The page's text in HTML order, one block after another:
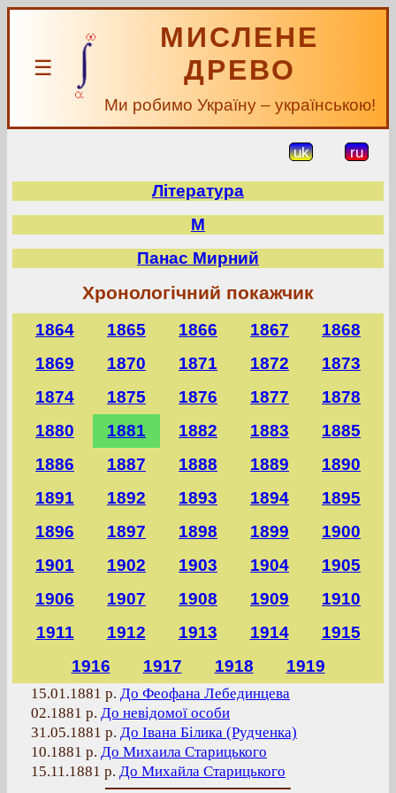
☰
МИСЛЕНЕ
ДРЕВО
Ми робимо Україну – українською!
uk ru
Література
М
Панас Мирний
Хронологічний покажчик
1864 1865 1866 1867
1868
1869
1870 1871 1872
1873
1874
1875 1876 1877
1878
1880
1881 1882 1883
1885
1886
1887 1888 1889
1890
1891
1892 1893 1894
1895
1896
1897 1898 1899
1900
1901
1902 1903 1904
1905
1906
1907 1908 1909
1910
1911
1912 1913 1914
1915
1916
1917 1918 1919
15.01.1881 р. До Феофана Лебединцева
02.1881 р. До невідомої особи
31.05.1881 р. До Івана Білика (Рудченка)
10.1881 р. До Михаила Старицького
15.11.1881 р. До Михайла Старицького